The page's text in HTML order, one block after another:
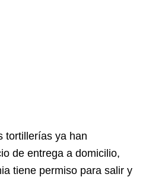
tortillerías ya han
de entrega a domicilio,
tiene permiso para salir y